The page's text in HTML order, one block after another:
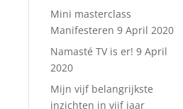
Mini masterclass
Manifesteren 9 April 2020
Namasté TV is er! 9 April
2020
Mijn vijf belangrijkste
inzichten in vijf jaar